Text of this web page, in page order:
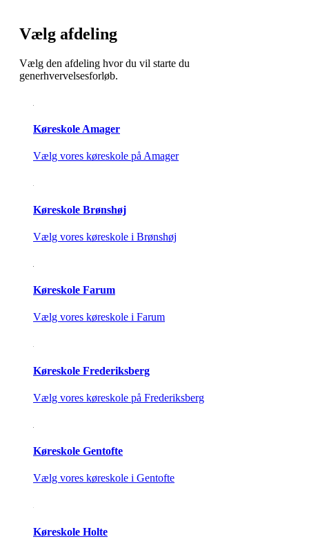
Vælg afdeling
Vælg den afdeling hvor du vil starte du
generhvervelsesforløb.
Køreskole Amager
Vælg vores køreskole på Amager
Køreskole Brønshøj
Vælg vores køreskole i Brønshøj
Køreskole Farum
Vælg vores køreskole i Farum
Køreskole Frederiksberg
Vælg vores køreskole på Frederiksberg
Køreskole Gentofte
Vælg vores køreskole i Gentofte
Køreskole Holte